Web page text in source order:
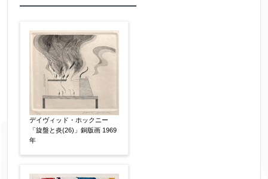
作品の作家名 【任意】
作品の画題 【任意】
作品の技法
日本画
油彩画
デイヴィッド・ホックニー
「旋盤と炎(26)」銅版画 1969
年